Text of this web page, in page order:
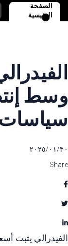
الصفحة
الرئيسية
وسط
سياسات
٣٠‏/٠١‏/٢٠٢٥
Share
الفيدرالي يثبت